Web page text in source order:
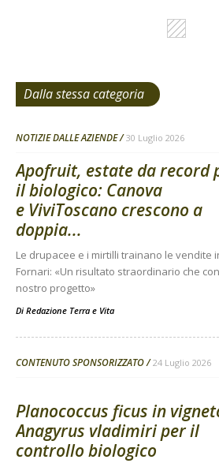
Dalla stessa categoria
NOTIZIE DALLE AZIENDE 30 Luglio 2026
Apofruit, estate da record
il biologico: Canova
e ViviToscano crescono a
doppia...
Le drupacee e i mirtilli trainano le vendite
Fornari: «Un risultato straordinario che
nostro progetto»
Di Redazione Terra e Vita
CONTENUTO SPONSORIZZATO 24 Luglio 2026
Planococcus ficus in
Anagyrus vladimiri per il
controllo biologico